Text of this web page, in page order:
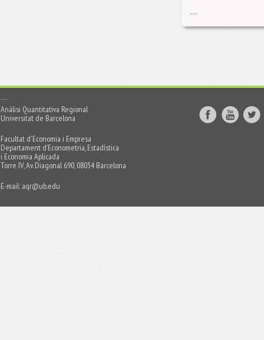
Anàlisi Quantitativa Regional
Universitat de Barcelona
Facultat d'Economia i Empresa
Departament d’Econometria, Estadística
i Economia Aplicada
Torre IV, Av. Diagonal 690, 08034 Barcelona
E-mail: aqr@ub.edu